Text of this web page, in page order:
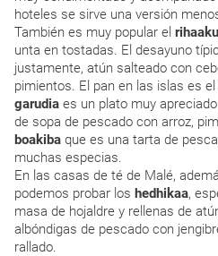
hoteles se sirve una versión
También es muy popular el
unta en tostadas. El desayuno
justamente, atún salteado con
pimientos. El pan en las islas es el
garudia es un plato muy
de sopa de pescado con arroz,
boakiba que es una tarta de
muchas especias.
En las casas de té de Malé,
podemos probar los hedhikaa,
masa de hojaldre y rellenas de
albóndigas de pescado con
rallado.